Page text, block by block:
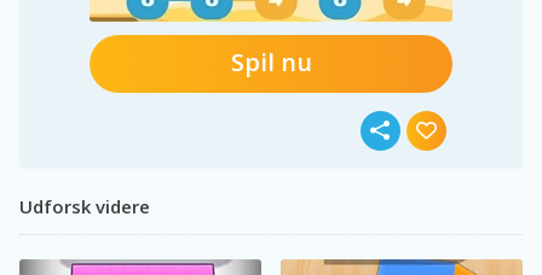
Spil nu
Udforsk videre